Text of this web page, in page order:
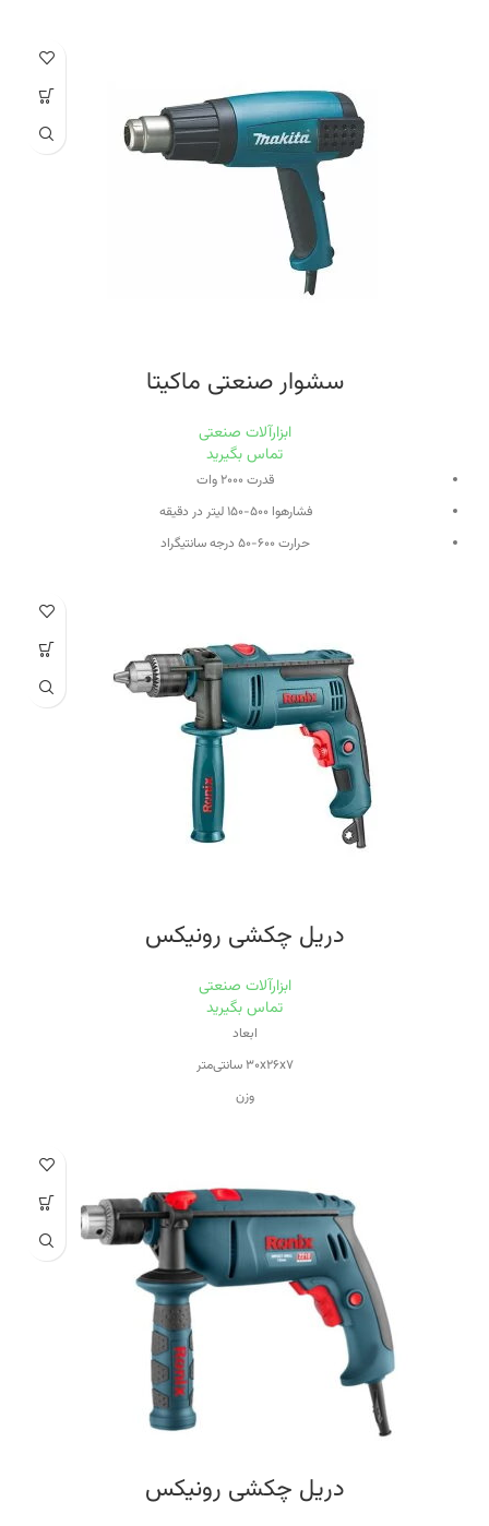
قطر صفحه
۱۱۵ میلی‌متر
- دسته و آچار - دفترچه راهنمای
سشوار صنعتی ماکیتا
ابزارآلات صنعتی
تماس بگیرید
قدرت ۲۰۰۰ وات
فشارهوا ۵۰۰-۱۵۰ لیتر در دقیقه
حرارت ۶۰۰-۵۰ درجه سانتیگراد
دریل چکشی رونیکس
ابزارآلات صنعتی
تماس بگیرید
ابعاد
۳۰x۲۶x۷ سانتی‌متر
وزن
سیستم گردش چپ‌گرد
سیستم گردش راست‌گرد
ولتاژ
۱۸۰-۲۴۰ ولت
دریل چکشی رونیکس